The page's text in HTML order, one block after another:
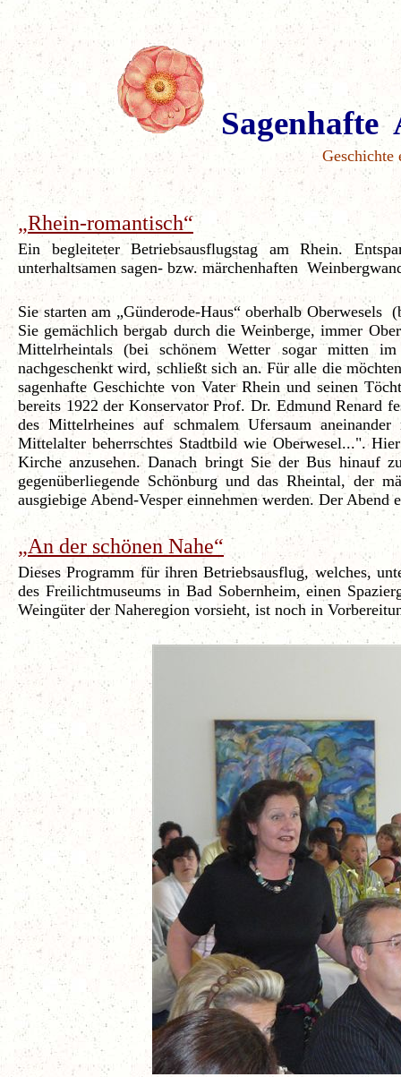
Sagenhafte
Geschichte
„Rhein-romantisch“
Ein begleiteter Betriebsausflugstag am Rhein.
unterhaltsamen sagen- bzw. märchenhaften
Sie starten am „Günderode-Haus“ oberhalb
Sie gemächlich bergab durch die Weinberge, immer
Mittelrheintals (bei schönem Wetter sogar mitten
nachgeschenkt wird, schließt sich an. Für alle die
sagenhafte Geschichte von Vater Rhein und seinen
bereits 1922 der Konservator Prof. Dr. Edmund Renard
des Mittelrheines auf schmalem Ufersaum
Mittelalter beherrschtes Stadtbild wie Oberwesel...".
Kirche anzusehen. Danach bringt Sie der Bus hinauf
gegenüberliegende Schönburg und das Rheintal, der
ausgiebige Abend-Vesper einnehmen werden. Der Abend
„An der schönen Nahe“
Dieses Programm für ihren Betriebsausflug, welches,
des Freilichtmuseums in Bad Sobernheim, einen
Weingüter der Naheregion vorsieht, ist noch in